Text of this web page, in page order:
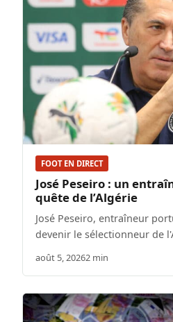
FOOT EN DIRECT
José Peseiro : un
quête de l’Algérie
José Peseiro, entraîneur
devenir le sélectionneur de
août 5, 20262 min